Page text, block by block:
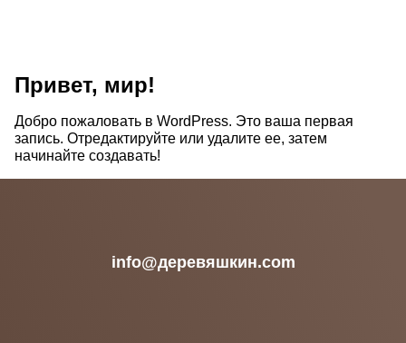
Привет, мир!
Добро пожаловать в WordPress. Это ваша первая
запись. Отредактируйте или удалите ее, затем
начинайте создавать!
info@деревяшкин.com